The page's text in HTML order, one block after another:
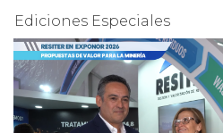
Ediciones Especiales